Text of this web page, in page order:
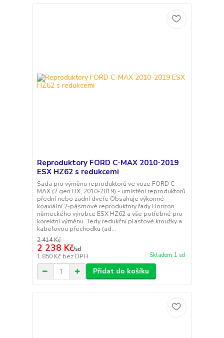
Reproduktory FORD C-MAX 2010-2019
ESX HZ62 s redukcemi
Sada pro výměnu reproduktorů ve voze FORD C-
MAX (2.gen DX, 2010-2019) - umístění reproduktorů
přední nebo zadní dveře Obsahuje výkonné
koaxiální 2-pásmové reproduktory řady Horizon
německého výrobce ESX HZ62 a vše potřebné pro
korektní výměnu. Tedy redukční plastové kroužky a
kabelovou přechodku (ad...
2 414 Kč
2 238 Kč/sd
1 850 Kč bez DPH Skladem 1 sd
Přidat do košíku